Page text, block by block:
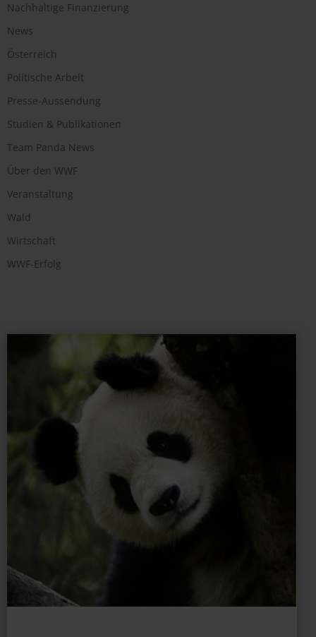
Nachhaltige Finanzierung
News
Österreich
Politische Arbeit
Presse-Aussendung
Studien & Publikationen
Team Panda News
Über den WWF
Veranstaltung
Wald
Wirtschaft
WWF-Erfolg